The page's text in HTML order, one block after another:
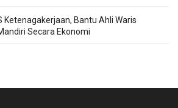
Ketenagakerjaan, Bantu Ahli Waris
Secara Ekonomi